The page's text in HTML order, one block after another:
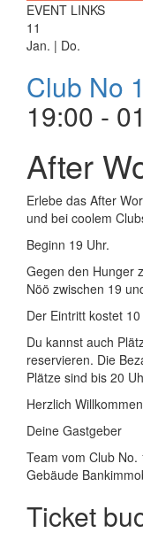
EVENT LINKS
11
Jan. | Do.
Club No 1
19:00 -
After
Erlebe das After
und bei coolem
Beginn 19 Uhr.
Gegen den Hunger
Nöö zwischen 19
Der Eintritt kostet
Du kannst auch
reservieren. Die
Plätze sind bis 20
Herzlich Willkommen
Deine Gastgeber
Team vom Club
Gebäude
Ticket